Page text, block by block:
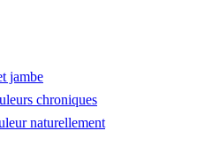
jambe
chroniques
naturellement